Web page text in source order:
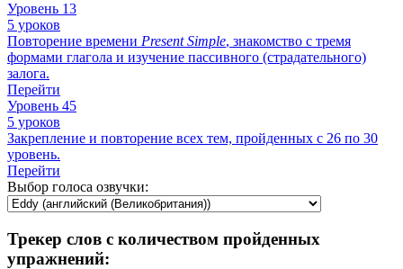
Уровень 13
5 уроков
Повторение времени Present Simple, знакомство с тремя
формами глагола и изучение пассивного (страдательного)
залога.
Перейти
Уровень 45
5 уроков
Закрепление и повторение всех тем, пройденных с 26 по 30
уровень.
Перейти
Выбор голоса озвучки:
Трекер слов с количеством пройденных
упражнений: